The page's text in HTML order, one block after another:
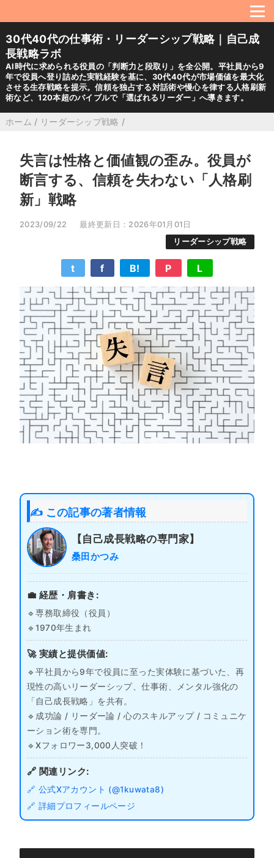
30代40代の仕事術・リーダーシップ戦略｜自己成
長戦略ラボ
AI時代に求められる役員の「判断力と段取り」を全公開。平社員から9
年で役員へ登り詰めた実戦経験を基に、30代40代が市場価値を最大化
させる生存戦略を提示。信頼を独占する対話術や慢心を律する人格刷新
術など、120本超のバイブルで「選ばれるリーダー」へ導きます。
ホーム / リーダーシップ戦略 /
失言は性格と価値観の歪み。役員が
断言する、信頼を失わない「人格刷
新」戦略
2023/09/22
最終更新日：2026年01月01日
リーダーシップ戦略
t f B! P L
✍️ この記事の著者情報
【自己成長戦略の専門家】
桑田かつみ
💼 経歴・肩書き:
🔹専務取締役（役員）
🔹1970年生まれ
🚀 実績と提供価値:
🔹平社員から9年で役員に至った実体験に基づいた、再
現性の高いリーダーシップ、仕事術、メンタル強化の
「自己成長戦略」を共有。
🔹成功論 / リーダー論 / 心のスキルアップ / コミュニケ
ーション術を専門。
🔹Xフォロワー3,000人突破！
🔗 関連リンク:
🔗 公式Xアカウント (@1kuwata8)
🔗 詳細プロフィールページ